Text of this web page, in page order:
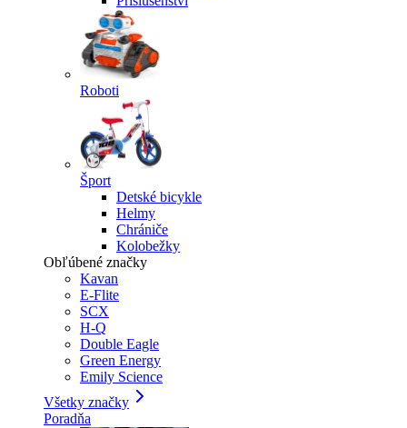
Roboti
Šport
Detské bicykle
Helmy
Chrániče
Kolobežky
Obľúbené značky
Kavan
E-Flite
SCX
H-Q
Double Eagle
Green Energy
Emily Science
Všetky značky
Poradňa